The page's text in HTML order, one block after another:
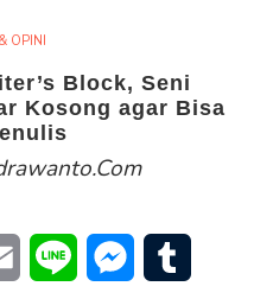
OPINI
Block, Seni
Kosong agar Bisa
Email Line Messenger